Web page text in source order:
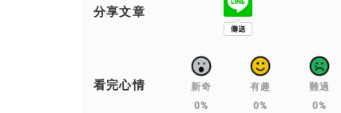
分享文章
看完心情
新奇
0%
有趣
0%
難過
0%